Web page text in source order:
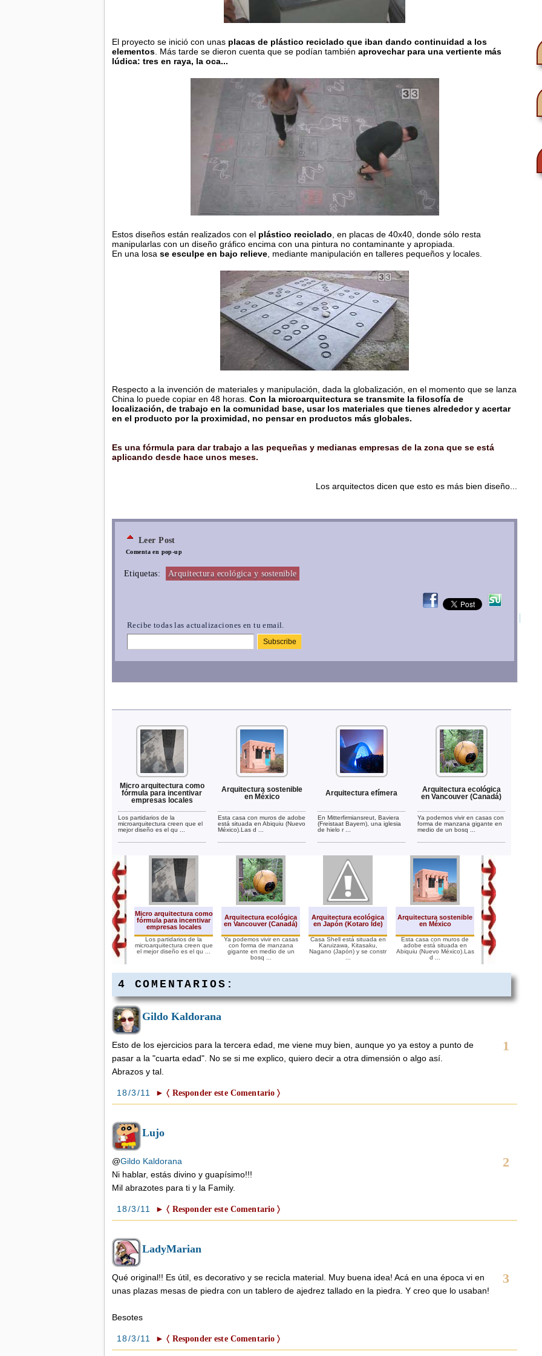
El proyecto se inició con unas placas de plástico reciclado que iban dando continuidad a los
elementos . Más tarde se dieron cuenta que se podían también aprovechar para una vertiente más
lúdica: tres en raya, la oca...
Estos diseños están realizados con el plástico reciclado , en placas de 40x40, donde sólo resta
manipularlas con un diseño gráfico encima con una pintura no contaminante y apropiada.
En una losa se esculpe en bajo relieve , mediante manipulación en talleres pequeños y locales.
Respecto a la invención de materiales y manipulación, dada la globalización, en el momento que se lanza
China lo puede copiar en 48 horas. Con la microarquitectura se transmite la filosofía de
localización, de trabajo en la comunidad base, usar los materiales que tienes alrededor y acertar
en el producto por la proximidad, no pensar en productos más globales.
Es una fórmula para dar trabajo a las pequeñas y medianas empresas de la zona que se está
aplicando desde hace unos meses.
Los arquitectos dicen que esto es más bien diseño...
Leer Post
Comenta en pop-up
Etiquetas: Arquitectura ecológica y sostenible
Recibe todas las actualizaciones en tu email.
Micro arquitectura como
fórmula para incentivar
empresas locales
Los partidarios de la
microarquitectura creen que el
mejor diseño es el qu ...
Arquitectura sostenible
en México
Esta casa con muros de adobe
está situada en Abiquiu (Nuevo
México).Las d ...
Arquitectura efímera
En Mitterfirmiansreut, Baviera
(Freistaat Bayern), una iglesia
de hielo r ...
Arquitectura ecológica
en Vancouver (Canadá)
Ya podemos vivir en casas con
forma de manzana gigante en
medio de un bosq ...
Micro arquitectura como
fórmula para incentivar
empresas locales
Los partidarios de la
microarquitectura creen que
el mejor diseño es el qu ...
Arquitectura ecológica
en Vancouver (Canadá)
Ya podemos vivir en casas
con forma de manzana
gigante en medio de un
bosq ...
Arquitectura ecológica
en Japón (Kotaro Ide)
Casa Shell está situada en
Karuizawa, Kitasaku,
Nagano (Japón) y se constr
Arquitectura sostenible
en México
Esta casa con muros de
adobe está situada en
Abiquiu (Nuevo México).Las
d ...
Arquitectura
En
Baviera (Freistaat
una iglesia de hielo
4 COMENTARIOS:
Gildo Kaldorana
1
Esto de los ejercicios para la tercera edad, me viene muy bien, aunque yo ya estoy a punto de
pasar a la "cuarta edad". No se si me explico, quiero decir a otra dimensión o algo así.
Abrazos y tal.
18/3/11 ► 〈 Responder este Comentario 〉
Lujo
2
@Gildo Kaldorana
Ni hablar, estás divino y guapísimo!!!
Mil abrazotes para ti y la Family.
18/3/11 ► 〈 Responder este Comentario 〉
LadyMarian
3
Qué original!! Es útil, es decorativo y se recicla material. Muy buena idea! Acá en una época vi en
unas plazas mesas de piedra con un tablero de ajedrez tallado en la piedra. Y creo que lo usaban!
Besotes
18/3/11 ► 〈 Responder este Comentario 〉